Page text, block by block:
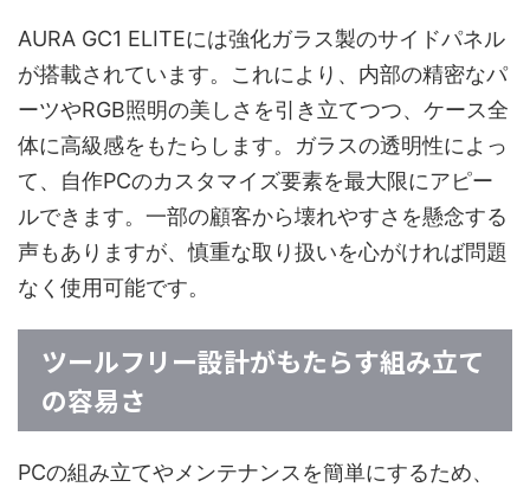
AURA GC1 ELITEには強化ガラス製のサイドパネル
が搭載されています。これにより、内部の精密なパ
ーツやRGB照明の美しさを引き立てつつ、ケース全
体に高級感をもたらします。ガラスの透明性によっ
て、自作PCのカスタマイズ要素を最大限にアピー
ルできます。一部の顧客から壊れやすさを懸念する
声もありますが、慎重な取り扱いを心がければ問題
なく使用可能です。
ツールフリー設計がもたらす組み立て
の容易さ
PCの組み立てやメンテナンスを簡単にするため、